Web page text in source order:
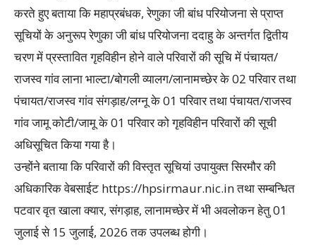
करते हुए बताया कि महाप्रबंधक, रेणुका जी बांध परियोजना से प्राप्त
सूचियों के अनुरूप रेणुका जी बांध परियोजना ददाहु के अन्तर्गत द्वितीय
चरण में प्रस्तावित गृहविहीन होने वाले परिवारों की सूचि में पंचायत/
राजस्व गांव लाना भाल्टा/बोगली व्यालग/लानामच्छेर के 02 परिवार तथा
पंचायत/राजस्व गांव संगड़ाह/लग्नू के 01 परिवार तथा पंचायत/राजस्व
गांव जामू कोटी/जामू के 01 परिवार को गृहविहीन परिवारों की सूची
अधिसूचित किया गया है।
उन्होंने बताया कि परिवारों की विस्तृत सूचियां उपायुक्त सिरमौर की
अधिकारिक वेबसाईट https://hpsirmaur.nic.in तथा सम्बन्धित
पटवार वृत खाला क्यार, संगड़ाह, लानामच्छेर में भी अवलोकन हेतु 01
जुलाई से 15 जुलाई, 2026 तक उपलब्ध होगी।